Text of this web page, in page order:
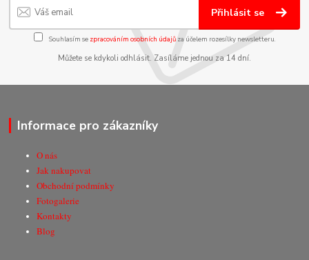
Přihlásit se
Souhlasím se zpracováním osobních údajůza účelem rozesílky newsletteru.
Můžete se kdykoli odhlásit. Zasíláme jednou za 14 dní.
Informace pro zákazníky
O nás
Jak nakupovat
Obchodní podmínky
Fotogalerie
Kontakty
Blog